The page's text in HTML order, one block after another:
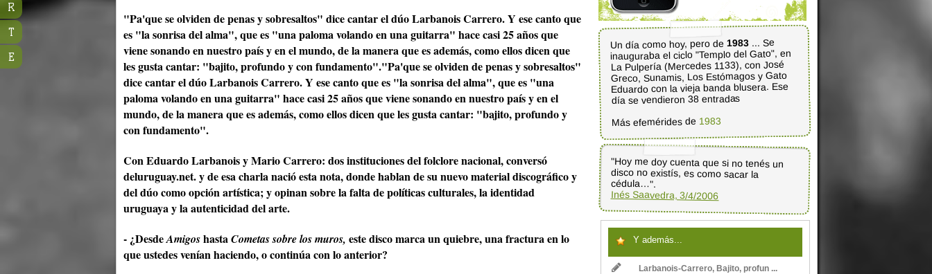
"Pa'que se olviden de penas y sobresaltos" dice cantar el dúo Larbanois Carrero. Y ese canto que
es "la sonrisa del alma", que es "una paloma volando en una guitarra" hace casi 25 años que
viene sonando en nuestro país y en el mundo, de la manera que es además, como ellos dicen que
les gusta cantar: "bajito, profundo y con fundamento"."Pa'que se olviden de penas y sobresaltos"
dice cantar el dúo Larbanois Carrero. Y ese canto que es "la sonrisa del alma", que es "una
paloma volando en una guitarra" hace casi 25 años que viene sonando en nuestro país y en el
mundo, de la manera que es además, como ellos dicen que les gusta cantar: "bajito, profundo y
con fundamento".
Con Eduardo Larbanois y Mario Carrero: dos instituciones del folclore nacional, conversó
deluruguay.net. y de esa charla nació esta nota, donde hablan de su nuevo material discográfico y
del dúo como opción artística; y opinan sobre la falta de políticas culturales, la identidad
uruguaya y la autenticidad del arte.
- ¿DesdeAmigoshastaCometas sobre los muros, este disco marca un quiebre, una fractura en lo
que ustedes venían haciendo, o continúa con lo anterior?
Un día como hoy, pero de1983 ... Se
inauguraba el ciclo "Templo del Gato", en
La Pulpería (Mercedes 1133), con José
Greco, Sunamis, Los Estómagos y Gato
Eduardo con la vieja banda blusera. Ese
día se vendieron 38 entradas
Más efemérides de 1983
"Hoy me doy cuenta que si no tenés un
disco no existís, es como sacar la
cédula…".
Inés Saavedra, 3/4/2006
Y además...
Larbanois-Carrero, Bajito, profun ...
R
T
E